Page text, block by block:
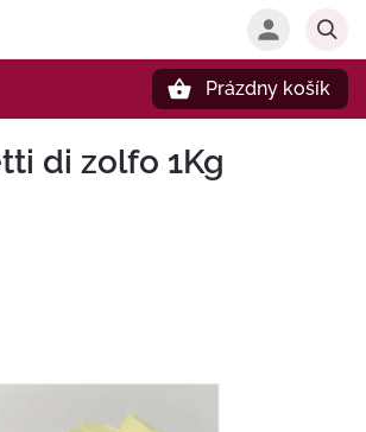
Prázdny košík
di zolfo 1Kg